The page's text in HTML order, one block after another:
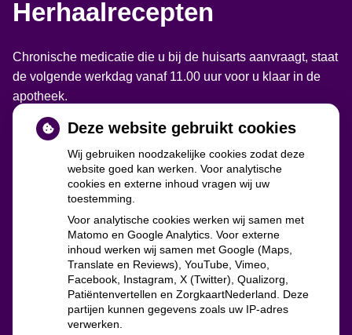
Herhaalrecepten
Chronische medicatie die u bij de huisarts aanvraagt, staat
de volgende werkdag vanaf 11.00 uur voor u klaar in de
apotheek.
zorgverzekeraars
Deze website gebruikt cookies
Wij gebruiken noodzakelijke cookies zodat deze
website goed kan werken. Voor analytische
cookies en externe inhoud vragen wij uw
toestemming.
Voor analytische cookies werken wij samen met
Matomo en Google Analytics. Voor externe
inhoud werken wij samen met Google (Maps,
Translate en Reviews), YouTube, Vimeo,
Facebook, Instagram, X (Twitter), Qualizorg,
Patiëntenvertellen en ZorgkaartNederland. Deze
partijen kunnen gegevens zoals uw IP-adres
verwerken.